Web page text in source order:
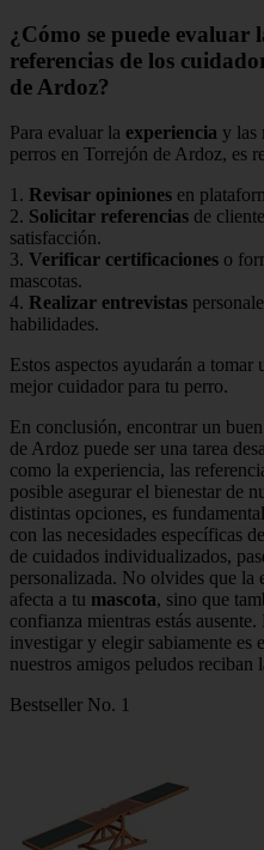
¿Cómo se puede evaluar
referencias de los
de Ardoz?
Para evaluar la experiencia y las
perros en Torrejón de Ardoz, es
1. Revisar opiniones en
2. Solicitar referencias de
satisfacción.
3. Verificar certificaciones o
mascotas.
4. Realizar entrevistas
habilidades.
Estos aspectos ayudarán a
mejor cuidador para tu perro.
En conclusión, encontrar un buen
de Ardoz puede ser una tarea
como la experiencia, las
posible asegurar el bienestar de
distintas opciones, es
con las necesidades específicas
de cuidados individualizados,
personalizada. No olvides que la
afecta a tu mascota, sino que
confianza mientras estás
investigar y elegir sabiamente es
nuestros amigos peludos reciban
Bestseller No. 1